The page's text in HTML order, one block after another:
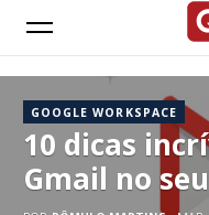
GOOGLE WORKSPACE
10 dicas
Gmail no